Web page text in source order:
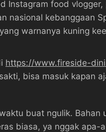
Instagram food
nasional kebanggaan
warnanya kuning
https://www.fireside-
bisa masuk kapan
buat ngulik. Bahan
biasa, ya nggak apa-